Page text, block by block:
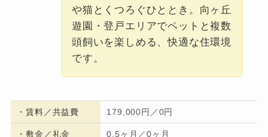
や猫とくつろぐひととき。向ヶ丘
遊園・登戸エリアでペットと複数
頭飼いを楽しめる、快適な住環境
です。
・賃料／共益費 179,000円／0円
・ 敷金／礼金 0.5ヶ月／0ヶ月